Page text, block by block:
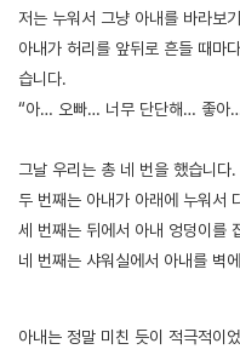
저는 누워서 그냥 아내를 바라보
아내가 허리를 앞뒤로 흔들 때마
습니다.
“아… 오빠… 너무 단단해… 좋아
그날 우리는 총 네 번을 했습니다.
두 번째는 아내가 아래에 누워서
세 번째는 뒤에서 아내 엉덩이를
네 번째는 샤워실에서 아내를 벽
아내는 정말 미친 듯이 적극적이